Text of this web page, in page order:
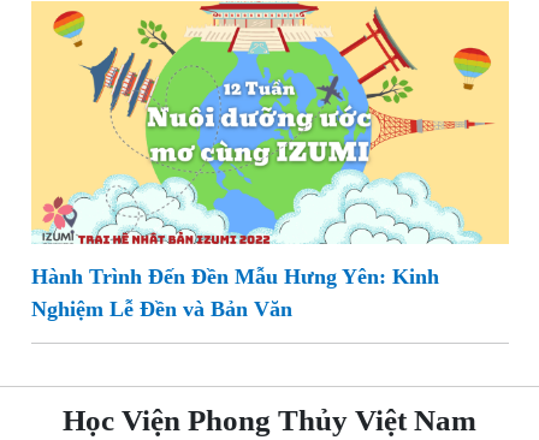
Hành Trình Đến Đền Mẫu Hưng Yên: Kinh
Nghiệm Lễ Đền và Bản Văn
Học Viện Phong Thủy Việt Nam